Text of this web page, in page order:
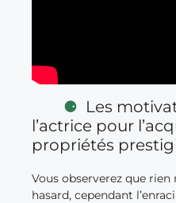
Les
l’actrice pour
propriétés
Vous observerez que rien
hasard, cependant